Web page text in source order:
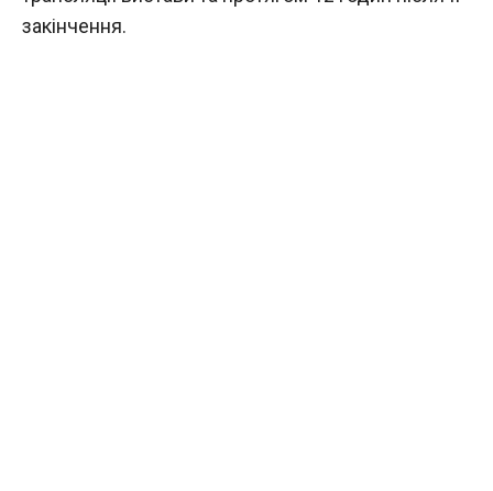
закінчення.